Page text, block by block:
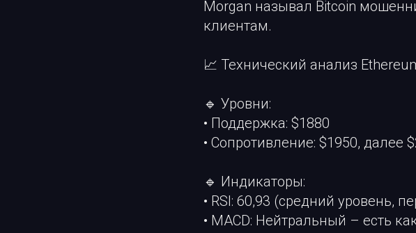
Morgan называл Bitcoin
клиентам.
📈 Технический анализ
🔹 Уровни:
• Поддержка: $1880
• Сопротивление: $1950, далее
🔹 Индикаторы:
• RSI: 60,93 (средний уровень,
• MACD: Нейтральный – есть